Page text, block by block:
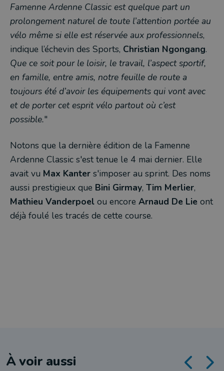
Famenne Ardenne Classic est quelque part un
prolongement naturel de toute l’attention portée au
vélo même si elle est réservée aux professionnels,
indique l’échevin des Sports, Christian Ngongang.
Que ce soit pour le loisir, le travail, l’aspect sportif,
en famille, entre amis, notre feuille de route a
toujours été d’avoir les équipements qui vont avec
et de porter cet esprit vélo partout où c’est
possible."
Notons que la dernière édition de la Famenne
Ardenne Classic s'est tenue le 4 mai dernier. Elle
avait vu Max Kanter s'imposer au sprint. Des noms
aussi prestigieux que Bini Girmay, Tim Merlier,
Mathieu Vanderpoel ou encore Arnaud De Lie ont
déjà foulé les tracés de cette course.
À voir aussi